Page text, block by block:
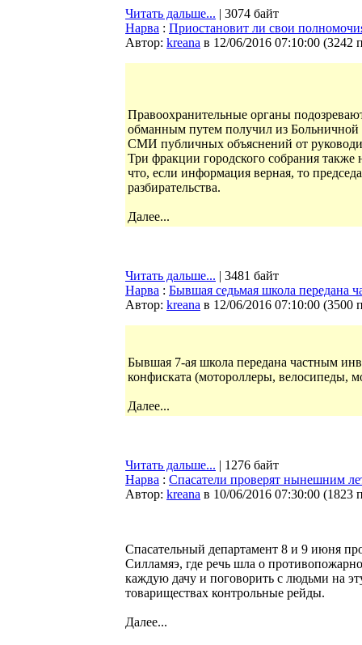
Читать дальше... | 3074 байт
Нарва : Приостановит ли свои
Автор: kreana в 12/06/2016 07:10:00 (3242
Правоохранительные органы
обманным путем получил из
СМИ публичных объяснений от
Три фракции городского собрания
что, если информация верная, то
разбирательства.
Далее...
Читать дальше... | 3481 байт
Нарва : Бывшая седьмая школа передана
Автор: kreana в 12/06/2016 07:10:00 (3500
Бывшая 7-ая школа передана частным
конфиската (мотороллеры, велосипеды,
Далее...
Читать дальше... | 1276 байт
Нарва : Спасатели проверят нынешним
Автор: kreana в 10/06/2016 07:30:00 (1823
Спасательный департамент 8 и 9 июня
Силламяэ, где речь шла о
каждую дачу и поговорить с людьми на
товариществах контрольные рейды.
Далее...